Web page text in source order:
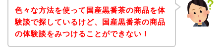
色々な方法を使って国産黒番茶の商品を体
験談で探しているけど、国産黒番茶の商品
の体験談をみつけることができない！